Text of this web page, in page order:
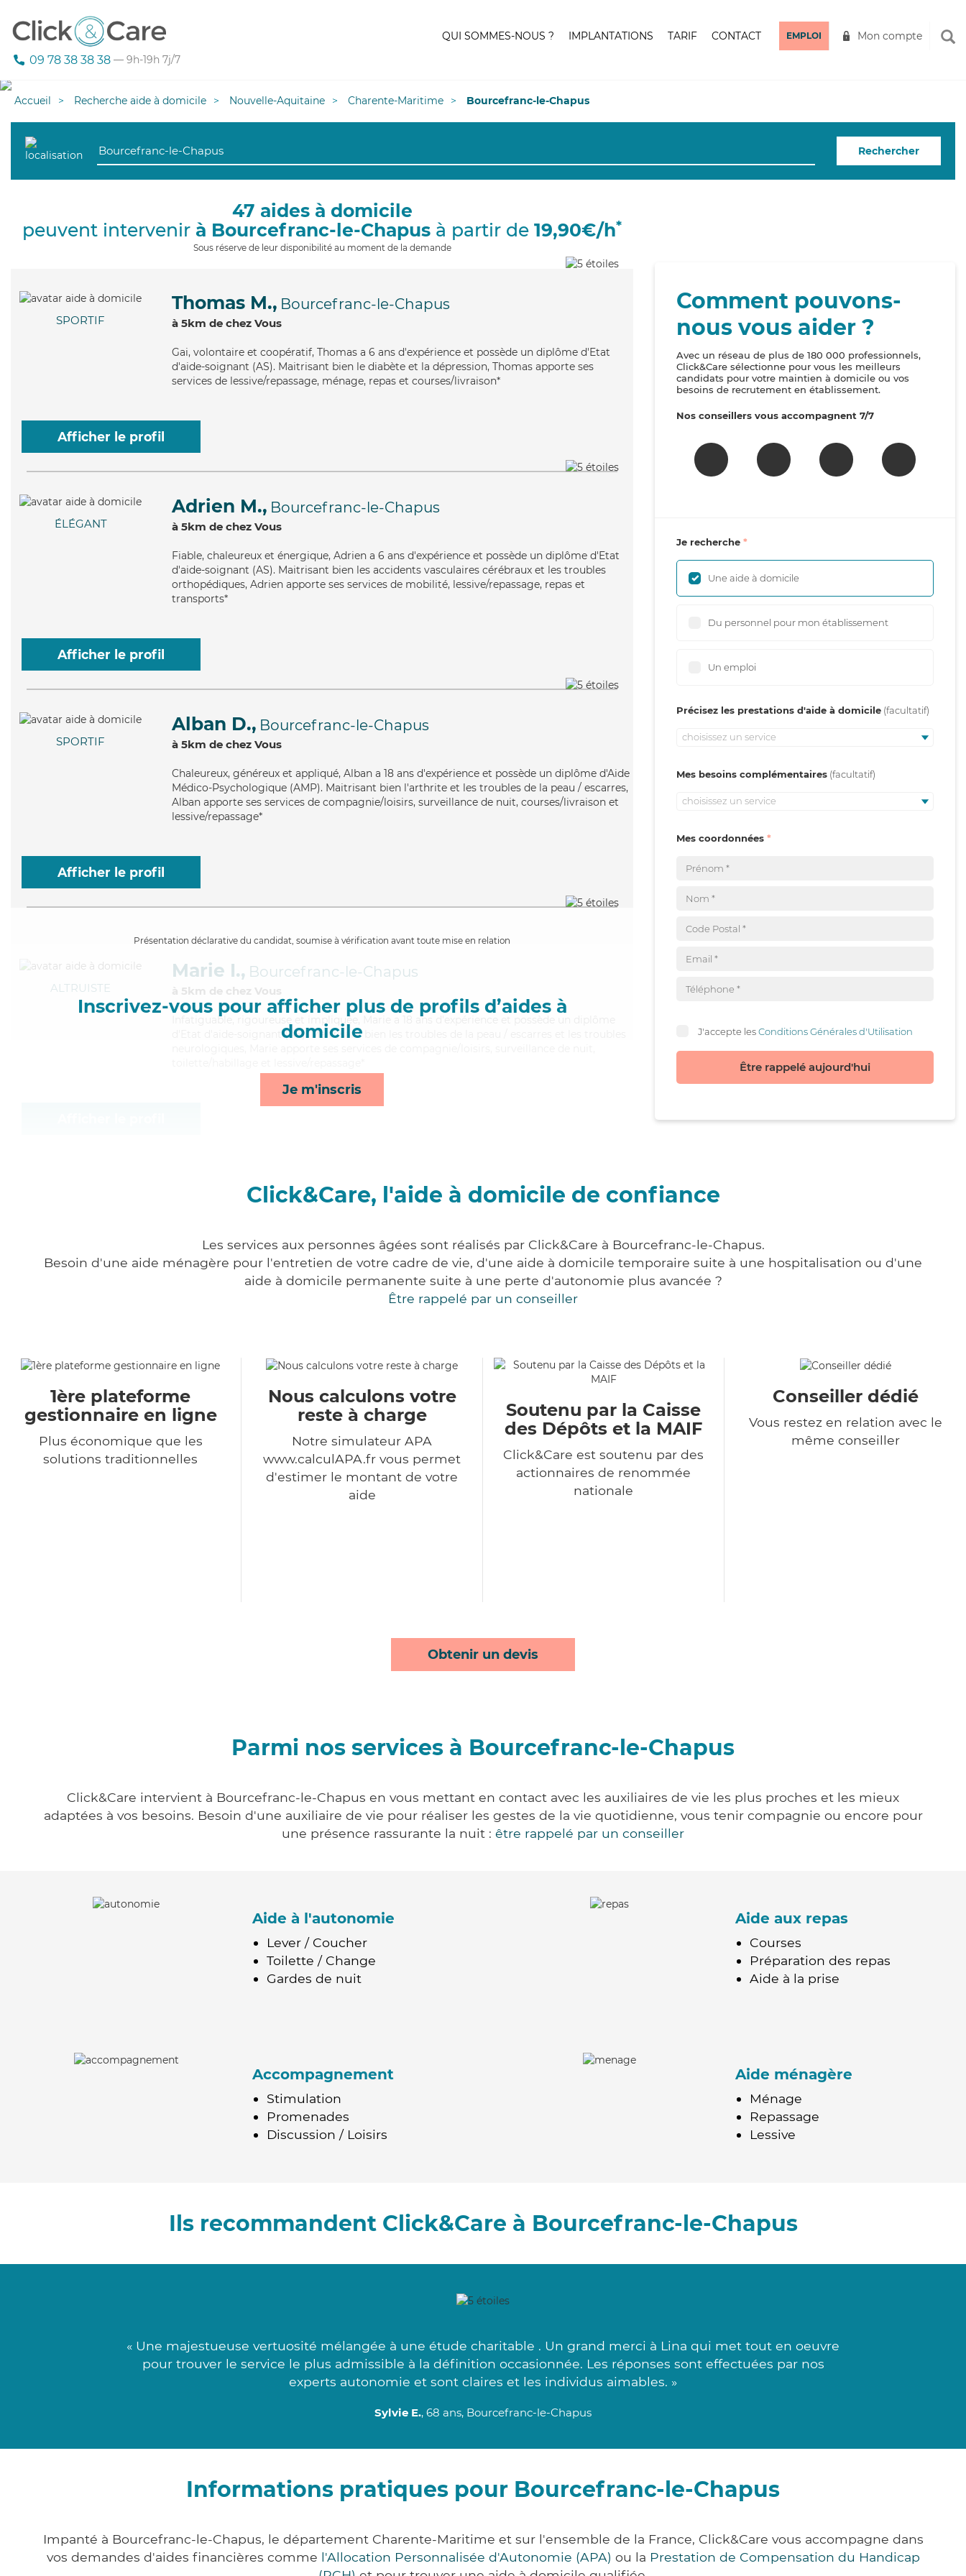
09 78 38 38 38 — 9h-19h 7j/7
QUI SOMMES-NOUS ? IMPLANTATIONS TARIF CONTACT EMPLOI Mon compte
Accueil Recherche aide à domicile Nouvelle-Aquitaine Charente-Maritime Bourcefranc-le-Chapus
Rechercher
47 aides à domicile
peuvent intervenir à Bourcefranc-le-Chapus à partir de 19,90€/h*
Sous réserve de leur disponibilité au moment de la demande
SPORTIF
Thomas M., Bourcefranc-le-Chapus
à 5km de chez Vous
Gai, volontaire et coopératif, Thomas a 6 ans d'expérience et possède un diplôme d'Etat
d'aide-soignant (AS). Maitrisant bien le diabète et la dépression, Thomas apporte ses
services de lessive/repassage, ménage, repas et courses/livraison*
Afficher le profil
ÉLÉGANT
Adrien M., Bourcefranc-le-Chapus
à 5km de chez Vous
Fiable, chaleureux et énergique, Adrien a 6 ans d'expérience et possède un diplôme d'Etat
d'aide-soignant (AS). Maitrisant bien les accidents vasculaires cérébraux et les troubles
orthopédiques, Adrien apporte ses services de mobilité, lessive/repassage, repas et
transports*
Afficher le profil
SPORTIF
Alban D., Bourcefranc-le-Chapus
à 5km de chez Vous
Chaleureux, généreux et appliqué, Alban a 18 ans d'expérience et possède un diplôme d'Aide
Médico-Psychologique (AMP). Maitrisant bien l'arthrite et les troubles de la peau / escarres,
Alban apporte ses services de compagnie/loisirs, surveillance de nuit, courses/livraison et
lessive/repassage*
Afficher le profil
Présentation déclarative du candidat, soumise à vérification avant toute mise en relation
Inscrivez-vous pour afficher plus de profils d’aides à
domicile
Je m'inscris
ALTRUISTE
Marie I., Bourcefranc-le-Chapus
à 5km de chez Vous
Infatiguable
, rigoureuse et impliquée, Marie a 18 ans d'expérience et possède un diplôme
d'Etat d'aide-soignant (AS). Maitrisant bien les troubles de la peau / escarres et les troubles
Comment pouvons-
nous vous aider ?
Avec un réseau de plus de 180 000 professionnels,
Click&Care sélectionne pour vous les meilleurs
candidats pour votre maintien à domicile ou vos
besoins de recrutement en établissement.
Nos conseillers vous accompagnent 7/7
Je recherche
Une aide à domicile
Du personnel pour mon établissement
Un emploi
Précisez les prestations d'aide à domicile
choisissez un service
Mes besoins complémentaires
choisissez un service
Mes coordonnées
J'accepte lesConditions Générales d'Utilisation
Être rappelé aujourd'hui
Click&Care, l'aide à domicile de confiance
Les services aux personnes âgées sont réalisés par Click&Care à Bourcefranc-le-Chapus.
Besoin d'une aide ménagère pour l'entretien de votre cadre de vie, d'une aide à domicile temporaire suite à une hospitalisation ou d'une
aide à domicile permanente suite à une perte d'autonomie plus avancée ?
Être rappelé par un conseiller
1ère plateforme
gestionnaire en ligne
Plus économique que les
solutions traditionnelles
Nous calculons votre
reste à charge
Notre simulateur APA
www.calculAPA.fr vous permet
d'estimer le montant de votre
aide
Soutenu par la Caisse
des Dépôts et la MAIF
Click&Care est soutenu par des
actionnaires de renommée
nationale
Conseiller dédié
Vous restez en relation avec le
même conseiller
Obtenir un devis
Parmi nos services à Bourcefranc-le-Chapus
Click&Care intervient à Bourcefranc-le-Chapus en vous mettant en contact avec les auxiliaires de vie les plus proches et les mieux
adaptées à vos besoins. Besoin d'une auxiliaire de vie pour réaliser les gestes de la vie quotidienne, vous tenir compagnie ou encore pour
une présence rassurante la nuit : être rappelé par un conseiller
Aide à l'autonomie
Lever / Coucher
Toilette / Change
Gardes de nuit
Aide aux repas
Courses
Préparation des repas
Aide à la prise
Accompagnement
Stimulation
Promenades
Discussion / Loisirs
Aide ménagère
Ménage
Repassage
Lessive
Ils recommandent Click&Care à Bourcefranc-le-Chapus
« Une majestueuse vertuosité mélangée à une étude charitable . Un grand merci à Lina qui met tout en oeuvre
pour trouver le service le plus admissible à la définition occasionnée. Les réponses sont effectuées par nos
experts autonomie et sont claires et les individus aimables. »
Sylvie E., 68 ans, Bourcefranc-le-Chapus
Informations pratiques pour Bourcefranc-le-Chapus
Impanté à Bourcefranc-le-Chapus, le département Charente-Maritime et sur l'ensemble de la France, Click&Care vous accompagne dans
vos demandes d'aides financières comme l'Allocation Personnalisée d'Autonomie (APA) ou la Prestation de Compensation du Handicap